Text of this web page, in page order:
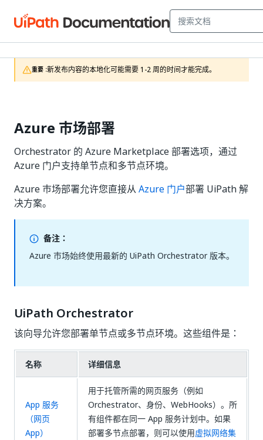
重要 :新发布内容的本地化可能需要 1-2 周的时间才能完成。
Azure 市场部署
Orchestrator 的 Azure Marketplace 部署选项，通过
Azure 门户支持单节点和多节点环境。
Azure 市场部署允许您直接从Azure 门户部署 UiPath 解
决方案。
备注：
Azure 市场始终使用最新的 UiPath Orchestrator 版本。
UiPath Orchestrator
该向导允许您部署单节点或多节点环境。这些组件是：
名称 详细信息
App 服务
（网页
App）
用于托管所需的网页服务（例如
Orchestrator、身份、WebHooks）。所
有组件都在同一 App 服务计划中。如果
部署多节点部署，则可以使用虚拟网络集